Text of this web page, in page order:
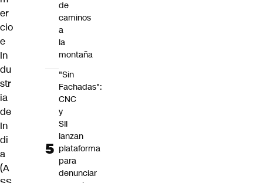
er
cio
e
In
du
str
ia
de
In
di
a
(A
de
caminos
a
la
montaña
"Sin
Fachadas":
CNC
y
SII
lanzan
plataforma
para
denunciar